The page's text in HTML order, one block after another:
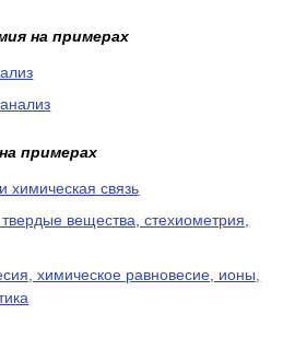
на примерах
примерах
химическая связь
вещества, стехиометрия,
химическое равновесие, ионы,